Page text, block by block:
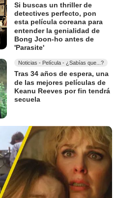
Si buscas un thriller de
detectives perfecto, pon
esta película coreana para
entender la genialidad de
Bong Joon-ho antes de
'Parasite'
Noticias - Película - ¿Sabías que...?
Tras 34 años de espera, una
de las mejores películas de
Keanu Reeves por fin tendrá
secuela